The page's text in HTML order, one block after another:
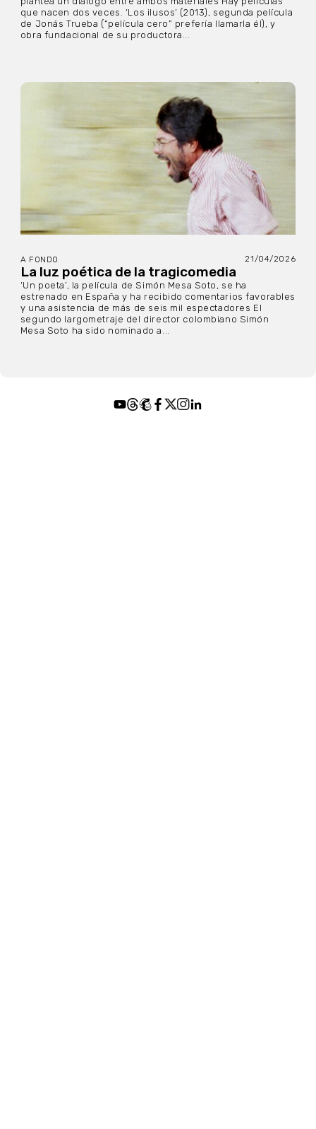
que nacen dos veces. ‘Los ilusos’ (2013), segunda película
de Jonás Trueba (“película cero” prefería llamarla él), y
obra fundacional de su productora...
A FONDO 21/04/2026
La luz poética de la tragicomedia
‘Un poeta’, la película de Simón Mesa Soto, se ha
estrenado en España y ha recibido comentarios favorables
y una asistencia de más de seis mil espectadores El
segundo largometraje del director colombiano Simón
Mesa Soto ha sido nominado a...